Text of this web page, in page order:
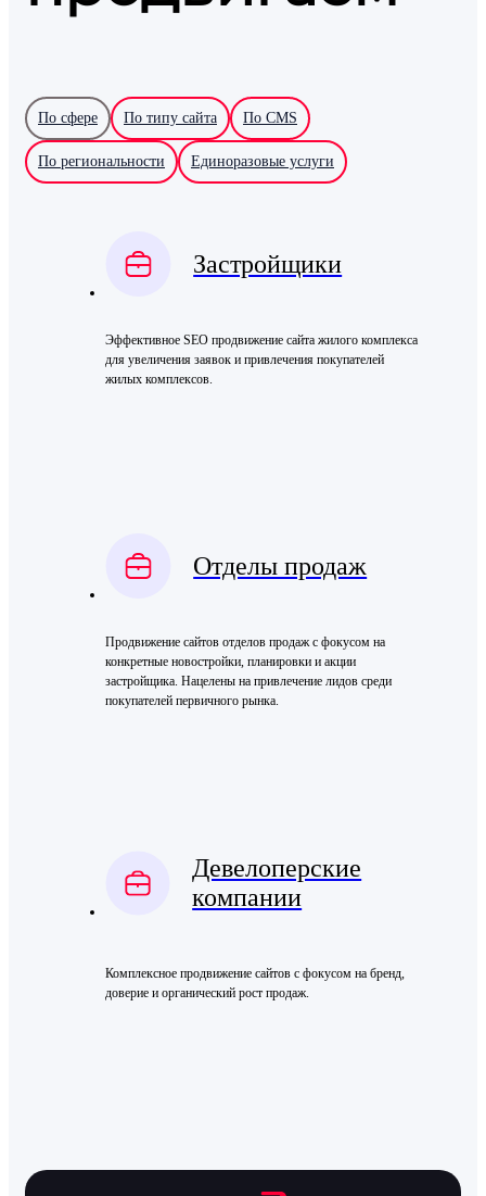
По сфере По типу сайта По CMS
По региональности Единоразовые услуги
Застройщики
Эффективное SEO продвижение сайта жилого комплекса
для увеличения заявок и привлечения покупателей
жилых комплексов.
Отделы продаж
Продвижение сайтов отделов продаж с фокусом на
конкретные новостройки, планировки и акции
застройщика. Нацелены на привлечение лидов среди
покупателей первичного рынка.
Девелоперские
компании
Комплексное продвижение сайтов с фокусом на бренд,
доверие и органический рост продаж.